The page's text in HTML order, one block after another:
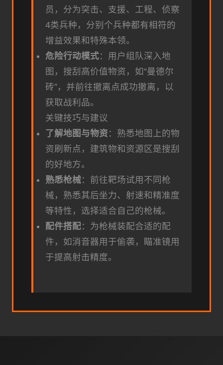
员，分为突击、支援、工程、侦察
4类兵种，分别个兵种都有相符的
增益效果和特殊本领。
危险行动模式：用户组队深入地
图，搜刮高价值物资，如“曼德尔
砖”，并前往撤离点成功撤离，以
获取战利品。
关键技巧与建议
了解地图与物资：熟悉地图上的物
资刷新点，建筑物和资源区是搜刮
的好地方。
熟悉枪械：前往靶场试用不同枪
械，熟悉其后坐力、射速和精准度
等特性，选择适合自己的枪械。
配件搭配：为枪械装配合适的配
件，如消音器用于偷袭，瞄准镜用
于提高射击精度。